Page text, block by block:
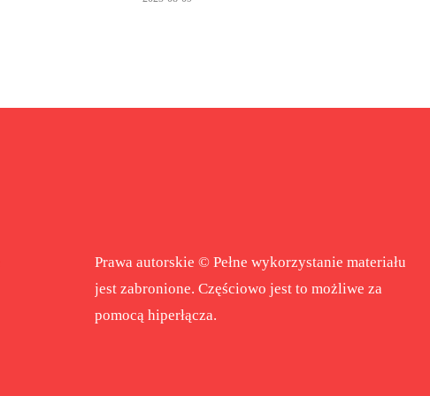
Prawa autorskie © Pełne wykorzystanie materiału
jest zabronione. Częściowo jest to możliwe za
pomocą hiperłącza.